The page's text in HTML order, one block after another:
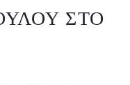
ΣΤΟ